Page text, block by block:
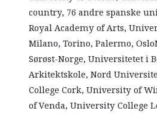
country, 76 andre spanske
Royal Academy of Arts,
Milano, Torino, Palermo,
Sørøst-Norge, Universitetet i
Arkitektskole, Nord
College Cork, University of
of Venda, University College